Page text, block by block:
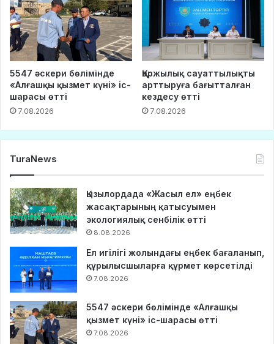
5547 әскери бөлімінде
«Алғашқы қызмет күні» іс-
шарасы өтті
7.08.2026
Қаржылық сауаттылықты
арттыруға бағытталған
кездесу өтті
7.08.2026
TuraNews
Қызылордада «Жасыл ел» еңбек
жасақтарының қатысуымен
экологиялық сенбілік өтті
8.08.2026
Ел игілігі жолындағы еңбек бағаланып,
құрылысшыларға құрмет көрсетілді
7.08.2026
5547 әскери бөлімінде «Алғашқы
қызмет күні» іс-шарасы өтті
7.08.2026